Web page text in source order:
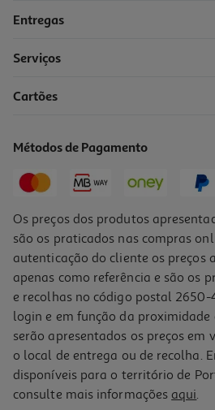
Espuma Para Cão Douxo S3 Pyo Mousse
Entregas
Serviços
Cartões
Métodos de Pagamento
Os preços dos produtos
são os praticados nas compras
autenticação do cliente os preços
apenas como referência e são os
e recolhas no código postal 2650-
login e em função da proximidade
serão apresentados os preços em
o local de entrega ou de recolha.
disponíveis para o território de
consulte mais informações aqui.